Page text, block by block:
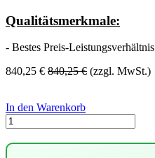
Qualitätsmerkmale:
- Bestes Preis-Leistungsverhältnis
840,25 € 840,25€ (zzgl. MwSt.)
In den Warenkorb